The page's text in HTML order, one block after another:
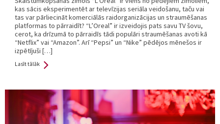
kas sācis eksperimentēt ar televīzijas seriāla veidošanu, taču vai
tas var pārliecināt komerciālās raidorganizācijas un straumēšanas
platformas to pārraidīt? “L’Oreal” ir izveidojis pats savu TV šovu,
cerot, ka drīzumā to pārraidīs tādi populāri straumēšanas avoti kā
“Netflix” vai “Amazon”. Arī “Pepsi” un “Nike” pēdējos mēnešos ir
izpētījuši […]
Lasīt tālāk